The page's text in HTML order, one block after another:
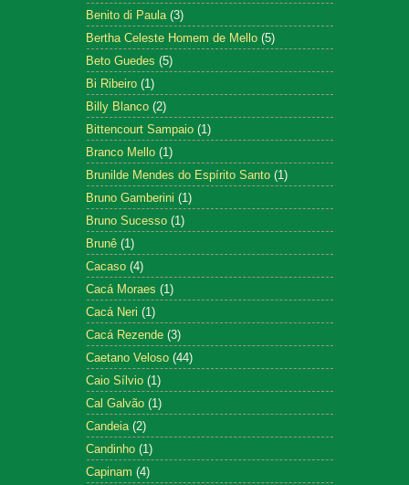
Benito di Paula (3)
Bertha Celeste Homem de Mello (5)
Beto Guedes (5)
Bi Ribeiro (1)
Billy Blanco (2)
Bittencourt Sampaio (1)
Branco Mello (1)
Brunilde Mendes do Espírito Santo (1)
Bruno Gamberini (1)
Bruno Sucesso (1)
Brunê (1)
Cacaso (4)
Cacá Moraes (1)
Cacá Neri (1)
Cacá Rezende (3)
Caetano Veloso (44)
Caio Sílvio (1)
Cal Galvão (1)
Candeia (2)
Candinho (1)
Capinam (4)